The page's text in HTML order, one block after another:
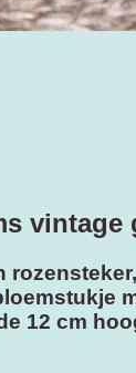
vintage
12 cm